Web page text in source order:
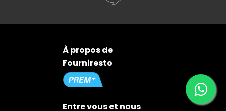
À propos de
Fourniresto
Entre vous et nous